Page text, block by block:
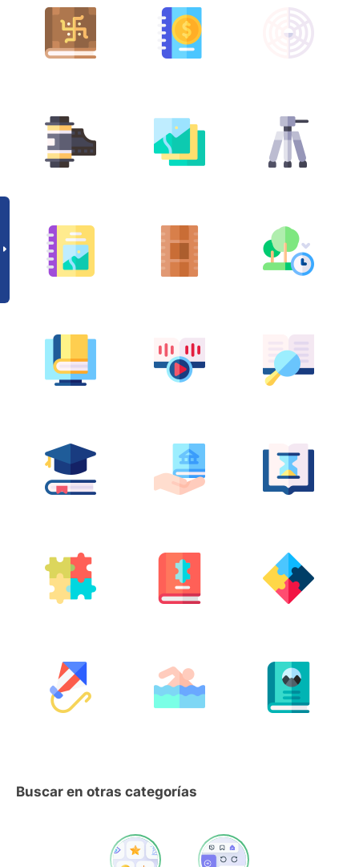
Buscar en otras categorías